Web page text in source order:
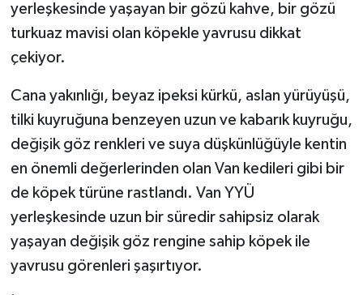
yerleşkesinde yaşayan bir gözü kahve, bir gözü
turkuaz mavisi olan köpekle yavrusu dikkat
çekiyor.
Cana yakınlığı, beyaz ipeksi kürkü, aslan yürüyüşü,
tilki kuyruğuna benzeyen uzun ve kabarık kuyruğu,
değişik göz renkleri ve suya düşkünlüğüyle kentin
en önemli değerlerinden olan Van kedileri gibi bir
de köpek türüne rastlandı. Van YYÜ
yerleşkesinde uzun bir süredir sahipsiz olarak
yaşayan değişik göz rengine sahip köpek ile
yavrusu görenleri şaşırtıyor.